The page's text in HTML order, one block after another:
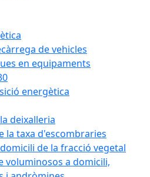
de vehicles
en equipaments
energètica
deixalleria
la taxa d'escombraries
de la fracció vegetal
voluminosos a domicili,